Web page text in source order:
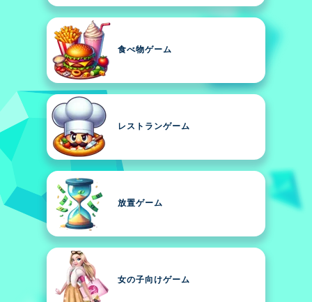
食べ物ゲーム
レストランゲーム
放置ゲーム
女の子向けゲーム